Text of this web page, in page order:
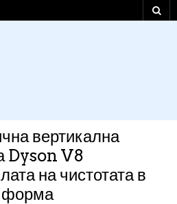
вертикална
Dyson V8
на чистотата в
форма